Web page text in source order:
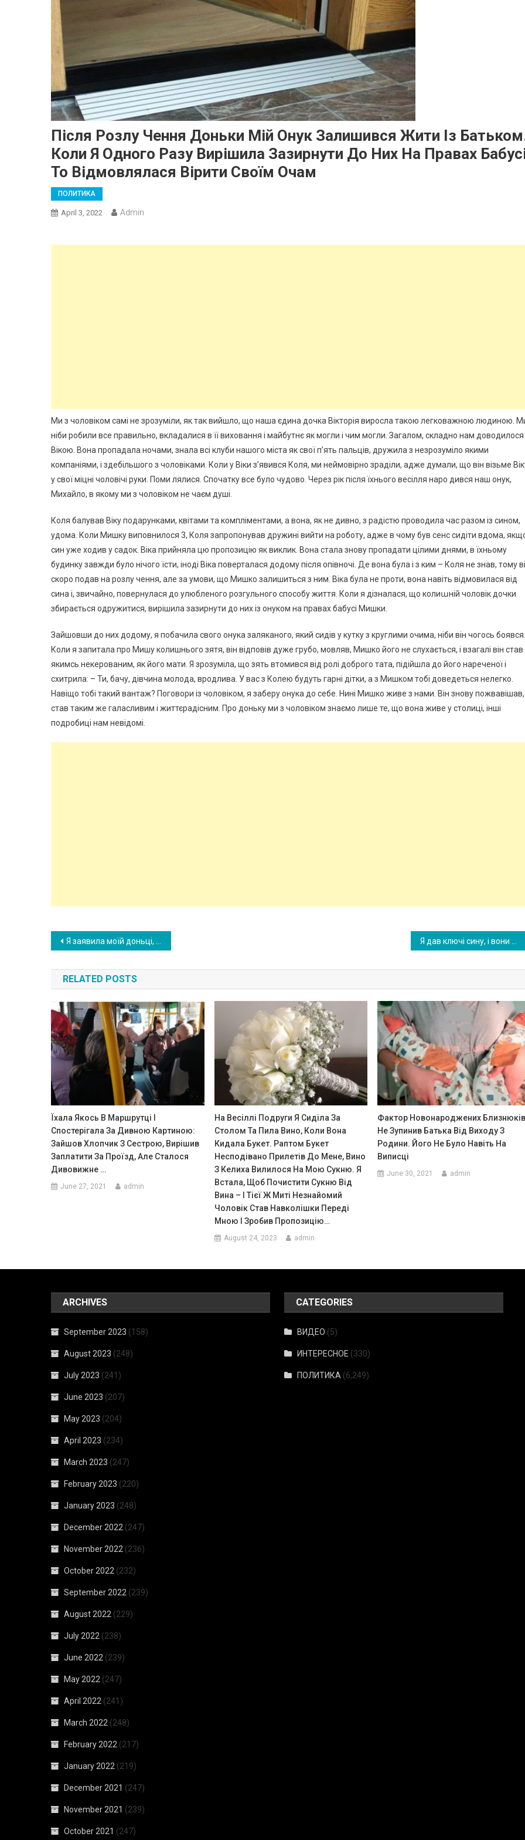
Після Розлу Чення Доньки Мій Онук Залишився Жити Із
Коли Я Одного Разу Вирішила Зазирнути До Них На Правах
То Відмовлялася Вірити Своїм Очам
ПОЛИТИКА
April 3, 2022 Admin
Ми з чоловіком самі не зрозуміли, як так вийшло, що наша єдина дочка Вікторія виросла такою легковажною людиною.
ніби робили все правильно, вкладалися в її виховання і майбутнє як могли і чим могли. Загалом, складно нам доводилося
Вікою. Вона пропадала ночами, знала всі клуби нашого міста як свої п’ять пальців, дружила з незрозуміло якими
компаніями, і здебільшого з чоловіками. Коли у Віки з’явився Коля, ми неймовірно зраділи, адже думали, що він візьме
у свої міцні чоловічі руки. Поми лялися. Спочатку все було чудово. Через рік після їхнього весілля наро дився наш онук,
Михайло, в якому ми з чоловіком не чаєм душі.
Коля балував Віку подарунками, квітами та компліментами, а вона, як не дивно, з радістю проводила час разом із сином,
удома. Коли Мишку виповнилося 3, Коля запропонував дружині вийти на роботу, адже в чому був сенс сидіти вдома,
син уже ходив у садок. Віка прийняла цю пропозицію як виклик. Вона стала знову пропадати цілими днями, в їхньому
будинку завжди було нічого їсти, іноді Віка поверталася додому після опівночі. Де вона була і з ким – Коля не знав, тому
скоро подав на розлу чення, але за умови, що Мишко залишиться з ним. Віка була не проти, вона навіть відмовилася від
сина і, звичайно, повернулася до улюбленого розгульного способу життя. Коли я дізналася, що колиաній чоловік дочки
збирається одружитися, вирішила зазирнути до них із онуком на правах бабусі Мишки.
Зайшовши до них додому, я побачила свого онука заляканого, який сидів у кутку з круглими очима, ніби він чогось боявся.
Коли я запитала про Мишу колишнього зятя, він відповів дуже грубо, мовляв, Мишко його не слухається, і взагалі він став
якимсь некерованим, як його мати. Я зрозуміла, що зять втомився від ролі доброго тата, підійшла до його нареченої і
схитрила: – Ти, бачу, дівчина молода, вродлива. У вас з Колею будуть гарні дітки, а з Мишком тобі доведеться нелегко.
Навіщо тобі такий вантаж? Поговори із чоловіком, я заберу онука до себе. Нині Мишко живе з нами. Він знову пожвавішав,
став таким же галасливим і життєрадісним. Про доньку ми з чоловіком знаємо лише те, що вона живе у столиці, інші
подробиці нам невідомі.
Post
navigation
Я заявила моїй доньці, що вона зі своєю сім’єю – небажані гості у моєму домі, особливо на Великдень. Адже в мене причина на це була дуже вагомою
RELATED POSTS
Їхала Якось В Маршрутці І
Спостерігала За Дивною Картиною:
Зайшов Хлопчик З Сестрою, Вирішив
Заплатити За Проїзд, Але Сталося
Дивовижне …
June 27, 2021 admin
На Весіллі Подруги Я Сиділа За
Столом Та Пила Вино, Коли Вона
Кидала Букет. Раптом Букет
Несподівано Прилетів До Мене, Вино
З Келиха Вилилося На Мою Сукню. Я
Встала, Щоб Почистити Сукню Від
Вина – І Тієї Ж Миті Незнайомий
Чоловік Став Навколішки Переді
Мною І Зробив Пропозицію…
August 24, 2023 admin
Фактор Новонароджених
Не Зупинив Батька Від Виходу З
Родини. Його Не Було Навіть На
Виписці
June 30, 2021 admin
ARCHIVES
September 2023 (158)
August 2023 (248)
July 2023 (241)
June 2023 (207)
May 2023 (204)
April 2023 (234)
March 2023 (247)
February 2023 (220)
January 2023 (248)
December 2022 (247)
November 2022 (236)
October 2022 (232)
September 2022 (239)
August 2022 (229)
July 2022 (238)
June 2022 (239)
May 2022 (247)
April 2022 (241)
March 2022 (248)
February 2022 (217)
January 2022 (219)
December 2021 (247)
November 2021 (239)
October 2021 (247)
CATEGORIES
ВИДЕО (5)
ИНТЕРЕСНОЕ (330)
ПОЛИТИКА (6,249)